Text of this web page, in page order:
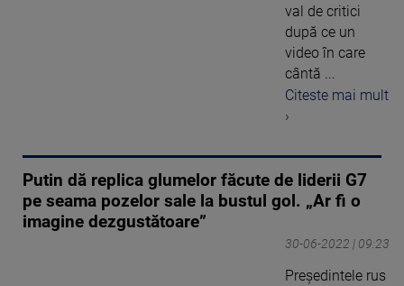
val de critici
după ce un
video în care
cântă ...
Citeste mai mult
›
Putin dă replica glumelor făcute de liderii G7
pe seama pozelor sale la bustul gol. „Ar fi o
imagine dezgustătoare”
30-06-2022 | 09:23
Președintele rus